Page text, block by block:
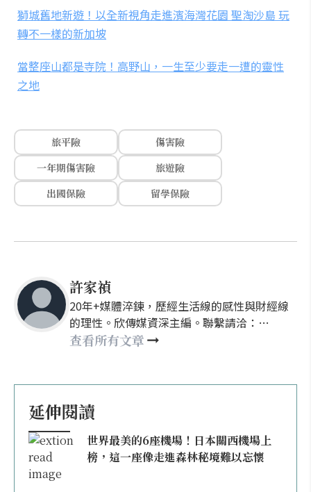
獅城舊地新遊！以全新視角走進濱海灣花園 聖淘沙島 玩
轉不一樣的新加坡
當整座山都是寺院！高野山，一生至少要走一遭的靈性
之地
旅平險
傷害險
一年期傷害險
旅遊險
出國保險
留學保險
許家禎
20年+媒體淬鍊，歷經生活線的感性與財經線
的理性。欣傳媒資深主編。聯繫請洽：
nellyhsu@xinmedia.com
查看所有文章
延伸閱讀
世界最美的6座機場！日本關西機場上
榜，這一座像走進森林秘境難以忘懷